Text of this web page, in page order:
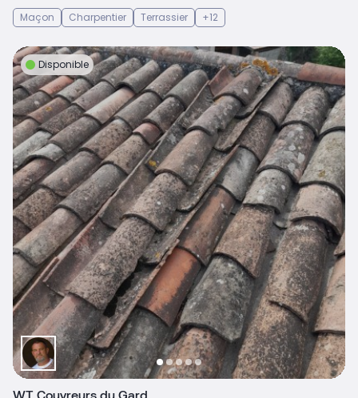
Maçon
Charpentier Terrassier +12
Disponible
WT Couvreurs du Gard